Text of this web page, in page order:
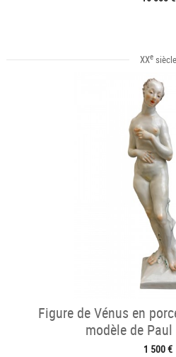
XXesiècle
Figure de Vénus en
modèle de
1 500 €